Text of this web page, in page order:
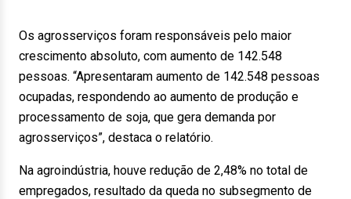
Os agrosserviços foram responsáveis pelo maior
crescimento absoluto, com aumento de 142.548
pessoas. “Apresentaram aumento de 142.548 pessoas
ocupadas, respondendo ao aumento de produção e
processamento de soja, que gera demanda por
agrosserviços”, destaca o relatório.
Na agroindústria, houve redução de 2,48% no total de
empregados, resultado da queda no subsegmento de